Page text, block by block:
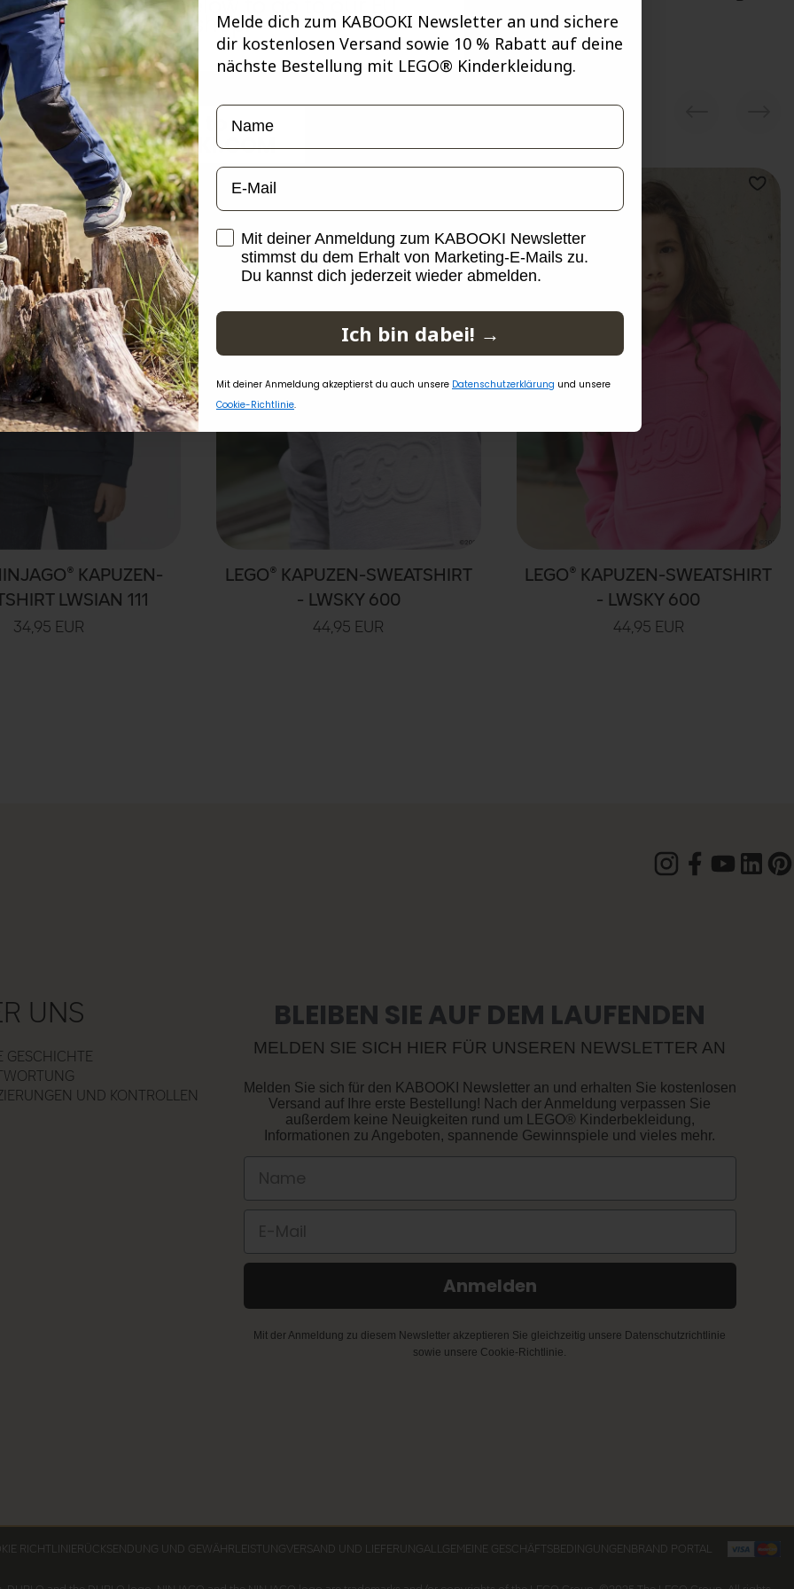
KAPUZEN-
LWSIAN 111
34,95 EUR
LEGO® KAPUZEN-SWEATSHIRT
- LWSKY 600
44,95 EUR
LEGO® KAPUZEN-SWEATSHIRT
- LWSKY 600
44,95 EUR
UNS
GESCHICHTE
UND KONTROLLEN
BLEIBEN SIE AUF DEM LAUFENDEN
MELDEN SIE SICH HIER FÜR UNSEREN NEWSLETTER AN
Melden Sie sich für den KABOOKI Newsletter an und erhalten Sie kostenlosen
Versand auf Ihre erste Bestellung! Nach der Anmeldung verpassen Sie
außerdem keine Neuigkeiten rund um LEGO® Kinderbekleidung,
Informationen zu Angeboten, spannende Gewinnspiele und vieles mehr.
Anmelden
Mit der Anmeldung zu diesem Newsletter akzeptieren Sie gleichzeitig unsere Datenschutzrichtlinie
sowie unsere Cookie-Richtlinie.
RICHTLINIE RÜCKSENDUNG UND GEWÄHRLEISTUNGVERSAND UND LIEFERUNGALLGEMEINE GESCHÄFTSBEDINGUNGEN BRAND PORTAL
webshop.
Go to
KABOOKI.COM
Melde dich zum KABOOKI Newsletter an und sichere
dir kostenlosen Versand sowie 10 % Rabatt auf deine
nächste Bestellung mit LEGO® Kinderkleidung.
Name
email
opt inMit deiner Anmeldung zum KABOOKI Newsletter
stimmst du dem Erhalt von Marketing-E-Mails zu.
Du kannst dich jederzeit wieder abmelden.
Ich bin dabei! →
Mit deiner Anmeldung akzeptierst du auch unsere Datenschutzerklärung und unsere
Cookie-Richtlinie.